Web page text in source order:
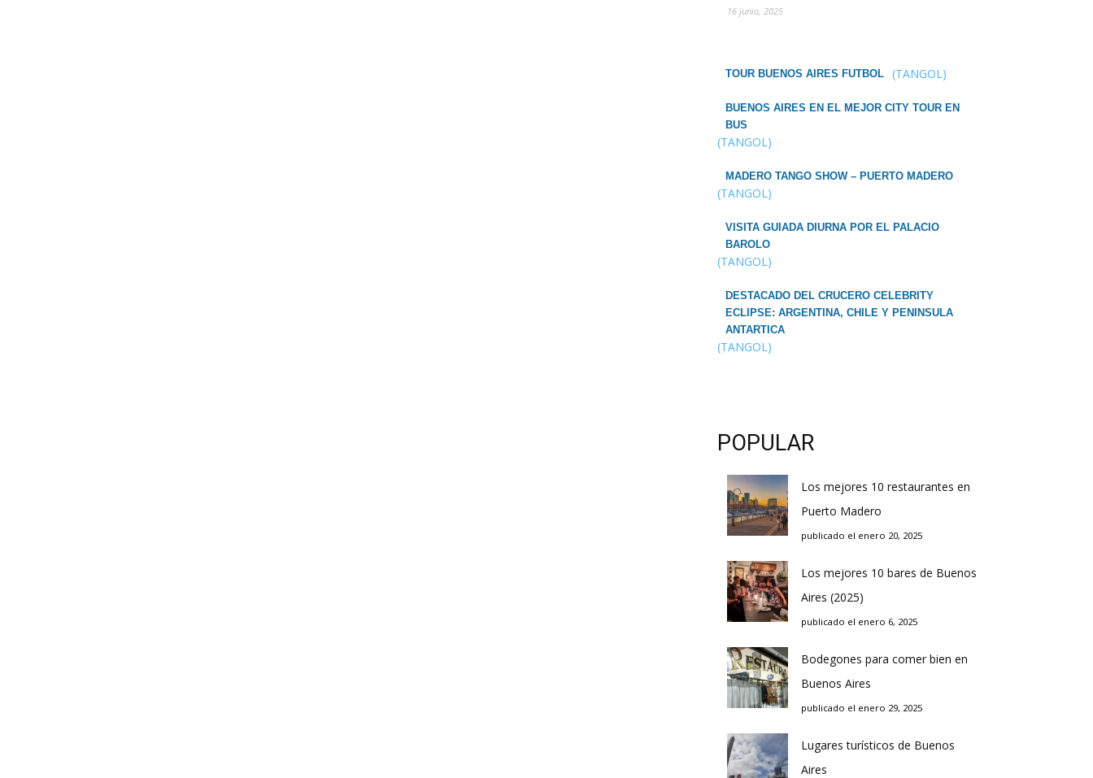
16 junio, 2025
TOUR BUENOS AIRES FUTBOL (TANGOL)
BUENOS AIRES EN EL MEJOR CITY TOUR EN
BUS
(TANGOL)
MADERO TANGO SHOW – PUERTO MADERO
(TANGOL)
VISITA GUIADA DIURNA POR EL PALACIO
BAROLO
(TANGOL)
DESTACADO DEL CRUCERO CELEBRITY
ECLIPSE: ARGENTINA, CHILE Y PENINSULA
ANTARTICA
(TANGOL)
POPULAR
Los mejores 10 restaurantes en
Puerto Madero
publicado el enero 20, 2025
Los mejores 10 bares de Buenos
Aires (2025)
publicado el enero 6, 2025
Bodegones para comer bien en
Buenos Aires
publicado el enero 29, 2025
Lugares turísticos de Buenos
Aires